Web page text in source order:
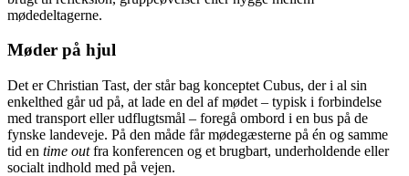
mødedeltagerne.
Møder på hjul
Det er Christian Tast, der står bag konceptet Cubus, der i al sin
enkelthed går ud på, at lade en del af mødet – typisk i forbindelse
med transport eller udflugtsmål – foregå ombord i en bus på de
fynske landeveje. På den måde får mødegæsterne på én og samme
tid en time outfra konferencen og et brugbart, underholdende eller
socialt indhold med på vejen.